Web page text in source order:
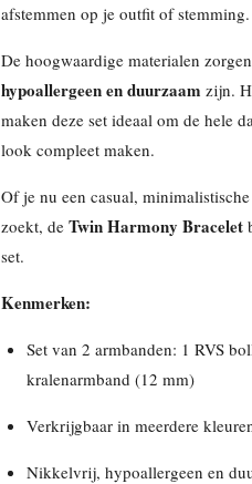
afstemmen op je outfit of stemming.
De hoogwaardige materialen
hypoallergeen en duurzaam zijn.
maken deze set ideaal om de hele
look compleet maken.
Of je nu een casual,
zoekt, de Twin Harmony Bracelet
set.
Kenmerken:
Set van 2 armbanden: 1 RVS
kralenarmband (12 mm)
Verkrijgbaar in meerdere
Nikkelvrij, hypoallergeen en